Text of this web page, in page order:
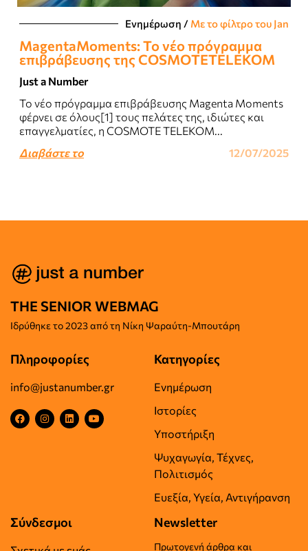
Ενημέρωση / Με το φίλτρο του Jan
MagentaMoments: Το νέο πρόγραμμα
επιβράβευσης της COSMOTETELEKOM
Just a Number
Το νέο πρόγραμμα επιβράβευσης Magenta Moments
φέρνει σε όλους[1] τους πελάτες της, ιδιώτες και
επαγγελματίες, η COSMOTE TELEKOM...
Διαβάστε το
12/07/2025
THE SENIOR WEBMAG
Iδρύθηκε το2023 από τη Νίκη Ψαραύτη-Μπουτάρη
Πληροφορίες
info@justanumber.gr
Κατηγορίες
Ενημέρωση
Ιστορίες
Υποστήριξη
Ψυχαγωγία, Τέχνες,
Πολιτισμός
Ευεξία, Υγεία, Αντιγήρανση
Σύνδεσμοι Newsletter
Πρωτογενή άρθρα και